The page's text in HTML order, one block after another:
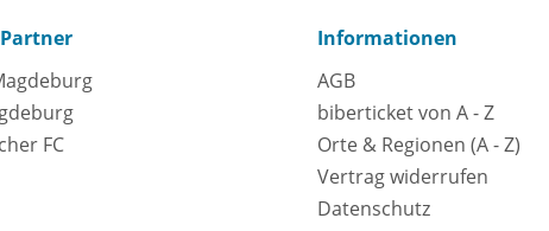
FC
Informationen
AGB
biberticket von A - Z
Orte & Regionen (A - Z)
Vertrag widerrufen
Datenschutz